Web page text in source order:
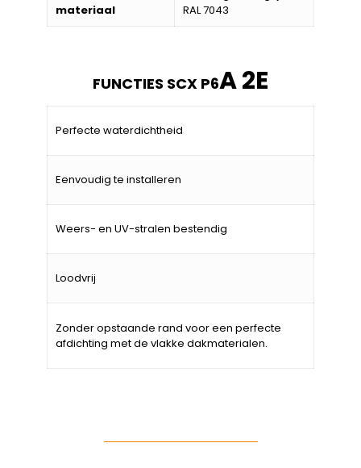
materiaal
RAL 7043
FUNCTIES SCX P6A 2E
Perfecte waterdichtheid
Eenvoudig te installeren
Weers- en UV-stralen bestendig
Loodvrij
Zonder opstaande rand voor een perfecte
afdichting met de vlakke dakmaterialen.